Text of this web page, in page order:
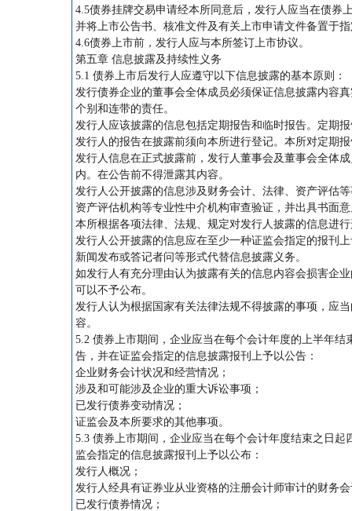
4.5债券挂牌交易申请经本所同意后，发行人应当在债券
并将上市公告书、核准文件及有关上市申请文件备置于
4.6债券上市前，发行人应与本所签订上市协议。
第五章 信息披露及持续性义务
5.1 债券上市后发行人应遵守以下信息披露的基本原则：
发行债券企业的董事会全体成员必须保证信息披露内容
个别和连带的责任。
发行人应该披露的信息包括定期报告和临时报告。定期
发行人的报告在披露前须向本所进行登记。本所对定期
发行人信息在正式披露前，发行人董事会及董事会全体
内。在公告前不得泄露其内容。
发行人公开披露的信息涉及财务会计、法律、资产评估
资产评估机构等专业性中介机构审查验证，并出具书
本所根据各项法律、法规、规定对发行人披露的信息进
发行人公开披露的信息应在至少一种证监会指定的报刊
新闻发布或答记者问等形式代替信息披露义务。
如发行人有充分理由认为披露有关的信息内容会损害企
可以不予公布。
发行人认为根据国家有关法律法规不得披露的事项，应
容。
5.2 债券上市期间，企业应当在每个会计年度的上半年
告，并在证监会指定的信息披露报刊上予以公告：
企业财务会计状况和经营情况；
涉及和可能涉及企业的重大诉讼事项；
已发行债券变动情况；
证监会及本所要求的其他事项。
5.3 债券上市期间，企业应当在每个会计年度结束之日
监会指定的信息披露报刊上予以公布：
发行人概况；
发行人经具有证券业从业资格的注册会计师审计的财务
已发行债券情况；